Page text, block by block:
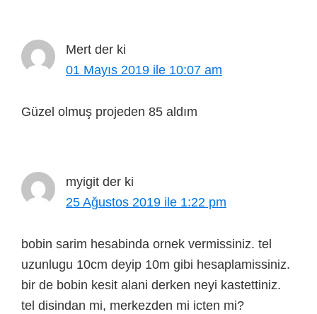
Mert der ki
01 Mayıs 2019 ile 10:07 am
Güzel olmuş projeden 85 aldım
myigit der ki
25 Ağustos 2019 ile 1:22 pm
bobin sarim hesabinda ornek vermissiniz. tel
uzunlugu 10cm deyip 10m gibi hesaplamissiniz.
bir de bobin kesit alani derken neyi kastettiniz.
tel disindan mi, merkezden mi icten mi?